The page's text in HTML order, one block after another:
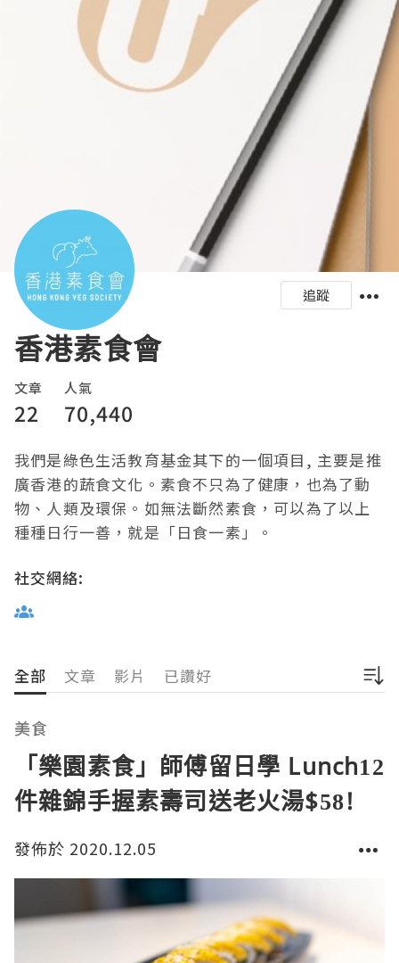
追蹤
香港素食會
文章
22
人氣
70,440
我們是綠色生活教育基金其下的一個項目, 主要是推
廣香港的蔬食文化。素食不只為了健康，也為了動
物、人類及環保。如無法斷然素食，可以為了以上
種種日行一善，就是「日食一素」。
社交網絡:
全部 文章 影片 已讚好
美食
「樂園素食」師傅留日學 Lunch12
件雜錦手握素壽司送老火湯$58!
發佈於 2020.12.05